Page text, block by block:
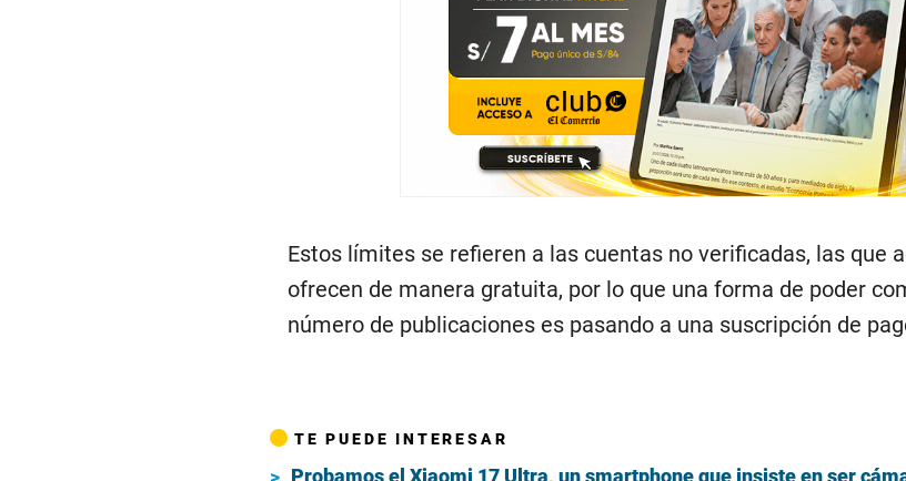
Estos límites se refieren a las cuentas no verificadas, las que
ofrecen de manera gratuita, por lo que una forma de poder
número de publicaciones es pasando a una suscripción de
TE PUEDE INTERESAR
Probamos el Xiaomi 17 Ultra, un smartphone que insiste en ser